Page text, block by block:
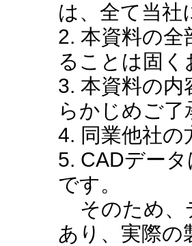
は、全て当社
2. 本資料の
ることは固
3. 本資料の
らかじめご
4. 同業他社
5. CADデー
です。
そのため、
あり、実際の